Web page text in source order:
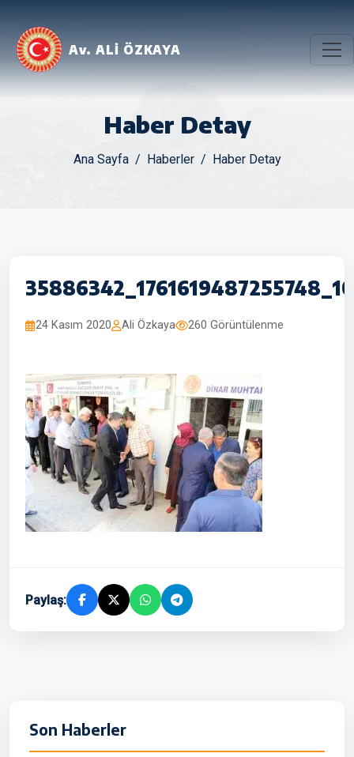
Av. ALİ ÖZKAYA
Haber Detay
Ana Sayfa Haberler Haber Detay
24 Kasım 2020 Ali Özkaya 260 Görüntülenme
Paylaş:
Son Haberler